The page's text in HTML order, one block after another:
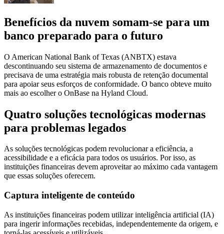
Benefícios da nuvem somam-se para um
banco preparado para o futuro
O American National Bank of Texas (ANBTX) estava
descontinuando seu sistema de armazenamento de documentos e
precisava de uma estratégia mais robusta de retenção documental
para apoiar seus esforços de conformidade. O banco obteve muito
mais ao escolher o OnBase na Hyland Cloud.
Quatro soluções tecnológicas modernas
para problemas legados
As soluções tecnológicas podem revolucionar a eficiência, a
acessibilidade e a eficácia para todos os usuários. Por isso, as
instituições financeiras devem aproveitar ao máximo cada vantagem
que essas soluções oferecem.
Captura inteligente de conteúdo
As instituições financeiras podem utilizar inteligência artificial (IA)
para ingerir informações recebidas, independentemente da origem, e